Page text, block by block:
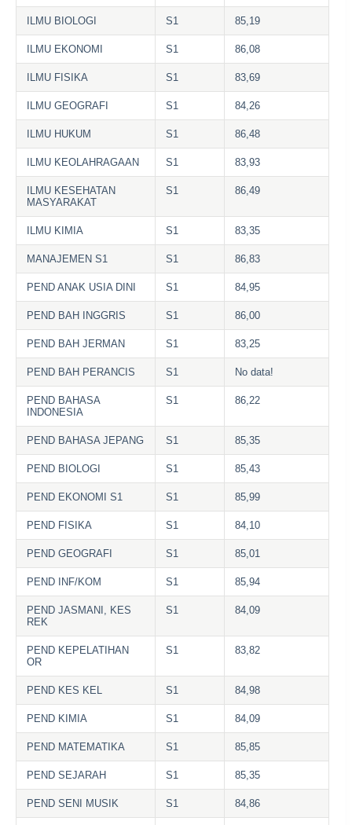
ILMU BIOLOGI S1 85,19
ILMU EKONOMI S1 86,08
ILMU FISIKA S1 83,69
ILMU GEOGRAFI S1 84,26
ILMU HUKUM S1 86,48
ILMU KEOLAHRAGAAN S1 83,93
ILMU KESEHATAN
MASYARAKAT
S1 86,49
ILMU KIMIA S1 83,35
MANAJEMEN S1 S1 86,83
PEND ANAK USIA DINI S1 84,95
PEND BAH INGGRIS S1 86,00
PEND BAH JERMAN S1 83,25
PEND BAH PERANCIS S1 No data!
PEND BAHASA
INDONESIA
S1 86,22
PEND BAHASA JEPANG S1 85,35
PEND BIOLOGI S1 85,43
PEND EKONOMI S1 S1 85,99
PEND FISIKA S1 84,10
PEND GEOGRAFI S1 85,01
PEND INF/KOM S1 85,94
PEND JASMANI, KES
REK
S1 84,09
PEND KEPELATIHAN
OR
S1 83,82
PEND KES KEL S1 84,98
PEND KIMIA S1 84,09
PEND MATEMATIKA S1 85,85
PEND SEJARAH S1 85,35
PEND SENI MUSIK S1 84,86